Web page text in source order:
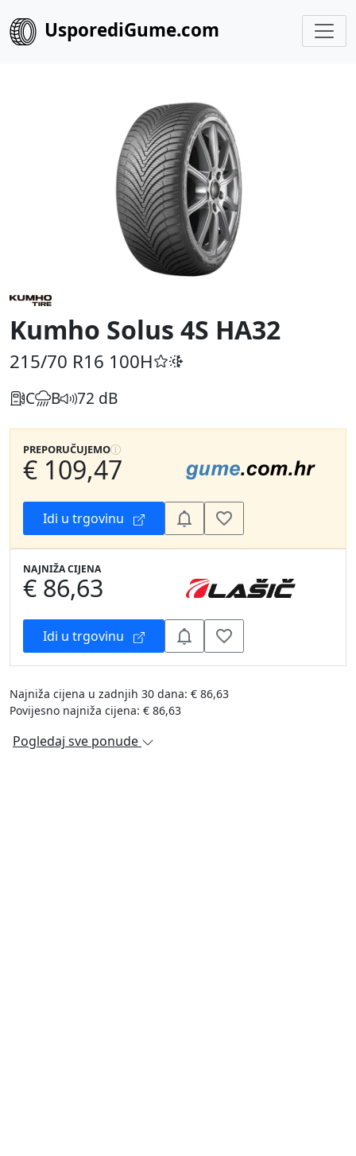
UsporediGume.com
Kumho Solus 4S HA32
215/70 R16 100H
C B 72 dB
PREPORUČUJEMO
€ 109,47
Idi u trgovinu
NAJNIŽA CIJENA
€ 86,63
Idi u trgovinu
Najniža cijena u zadnjih 30 dana: € 86,63
Povijesno najniža cijena: € 86,63
Pogledaj sve ponude